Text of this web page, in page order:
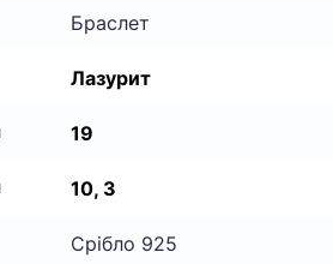
Браслет
Лазурит
19
10, 3
Срібло 925